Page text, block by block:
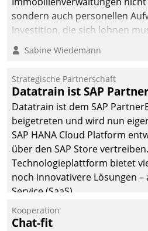
sondern auch personellen
Investition, die sich lohnen
nachhaltige Optimierung der
dieses Ziel erreicht wird,
Sabine Wiedemann
Strategische Partnerschaft
Datatrain ist SAP
Datatrain ist dem SAP
beigetreten und wird nun
SAP HANA Cloud Platform
über den SAP Store
Technologieplattform bietet
noch innovativere Lösungen –
Service (SaaS).
Kooperation
Chat-fit